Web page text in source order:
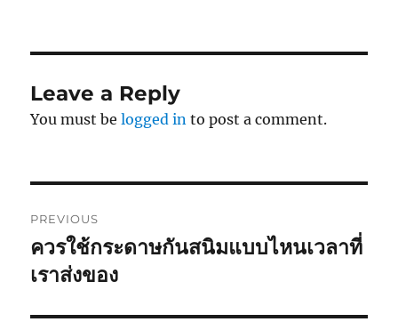
Leave a Reply
You must belogged in to post a comment.
navigation
PREVIOUS
Previous
post:
ควรใช้กระดาษกันสนิมแบบไหนเวลาที่
เราส่งของ